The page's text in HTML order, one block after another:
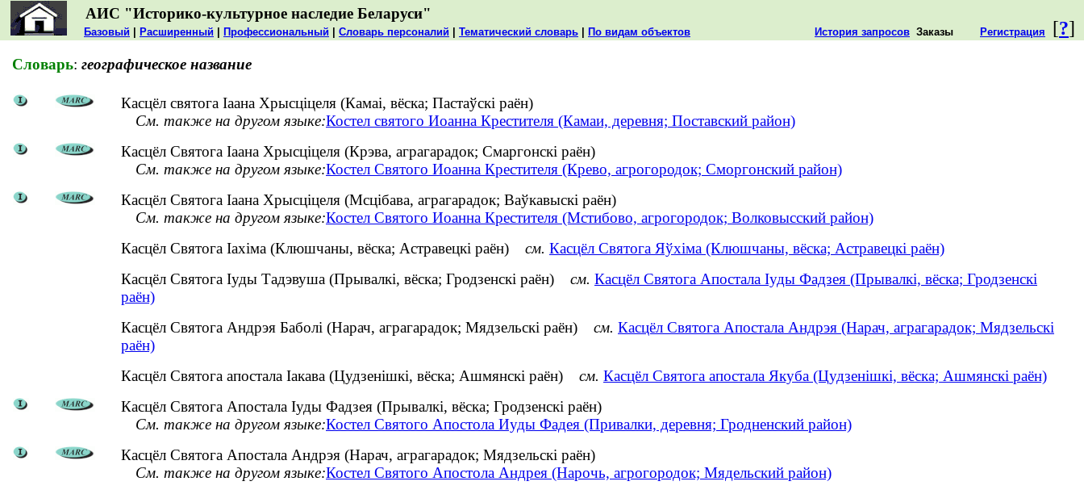
АИС "Историко-культурное наследие Беларуси"
[?]
Базовый Расширенный Профессиональный Словарь персоналий Тематический словарь По видам объектов История запросов Заказы Регистрация
Словарь: географическое название
Касцёл святога Іаана Хрысціцеля (Камаі, вёска; Пастаўскі раён)
См. также на другом языке:Костел святого Иоанна Крестителя (Камаи, деревня; Поставский район)
Касцёл Святога Іаана Хрысціцеля (Крэва, аграгарадок; Смаргонскі раён)
См. также на другом языке:Костел Святого Иоанна Крестителя (Крево, агрогородок; Сморгонский район)
Касцёл Святога Іаана Хрысціцеля (Мсцібава, аграгарадок; Ваўкавыскі раён)
См. также на другом языке:Костел Святого Иоанна Крестителя (Мстибово, агрогородок; Волковысский район)
Касцёл Святога Іахіма (Клюшчаны, вёска; Астравецкі раён) см. Касцёл Святога Яўхіма (Клюшчаны, вёска; Астравецкі раён)
Касцёл Святога Іуды Тадэвуша (Прывалкі, вёска; Гродзенскі раён) см. Касцёл Святога Апостала Іуды Фадзея (Прывалкі, вёска; Гродзенскі
раён)
Касцёл Святога Андрэя Баболі (Нарач, аграгарадок; Мядзельскі раён) см. Касцёл Святога Апостала Андрэя (Нарач, аграгарадок; Мядзельскі
раён)
Касцёл Святога апостала Іакава (Цудзенішкі, вёска; Ашмянскі раён) см. Касцёл Святога апостала Якуба (Цудзенішкі, вёска; Ашмянскі раён)
Касцёл Святога Апостала Іуды Фадзея (Прывалкі, вёска; Гродзенскі раён)
См. также на другом языке:Костел Святого Апостола Иуды Фадея (Привалки, деревня; Гродненский район)
Касцёл Святога Апостала Андрэя (Нарач, аграгарадок; Мядзельскі раён)
См. также на другом языке:Костел Святого Апостола Андрея (Нарочь, агрогородок; Мядельский район)